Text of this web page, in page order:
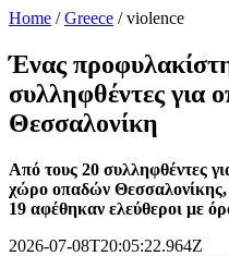
Home /Greece /violence
Ένας
συλληφθέντες για
Θεσσαλονίκη
Από τους 20 συλληφθέντες
χώρο οπαδών
19 αφέθηκαν ελεύθεροι με
2026-07-08T20:05:22.964Z